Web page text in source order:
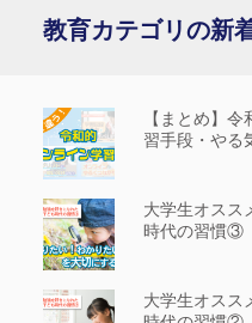
教育カテゴリの新
【まとめ】
習手段・やる
大学生オスス
時代の習慣③
大学生オスス